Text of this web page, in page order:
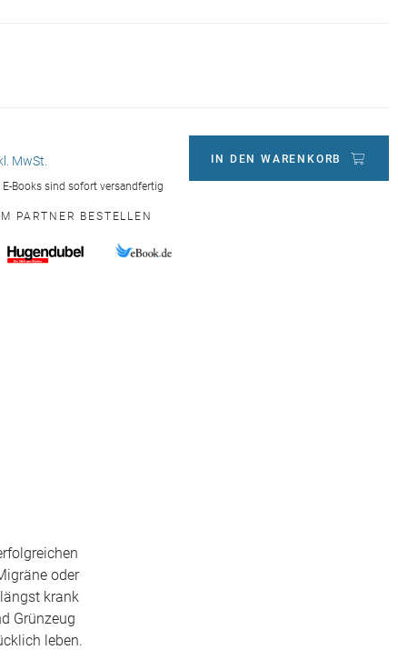
MwSt.
E-Books sind sofort versandfertig
IN DEN WARENKORB
PARTNER BESTELLEN
oder
krank
Grünzeug
leben.